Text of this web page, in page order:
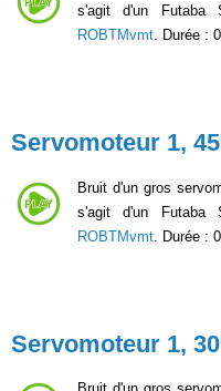
s'agit d'un Futaba
ROBTMvmt . Durée :
Servomoteur 1,
Bruit d'un gros
s'agit d'un Futaba
ROBTMvmt . Durée :
Servomoteur 1,